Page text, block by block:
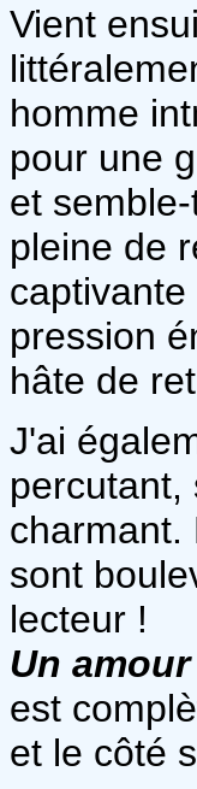
Vient
homme
pour une
et
pleine de
pression
hâte de
J'ai
percutant,
charmant.
sont
lecteur !
Un
est
et le côté